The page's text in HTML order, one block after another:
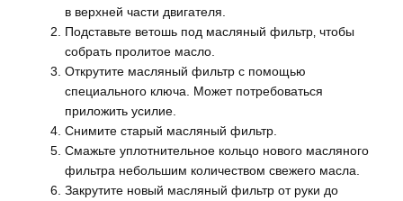
в верхней части двигателя.
Подставьте ветошь под масляный фильтр‚ чтобы
собрать пролитое масло.
Открутите масляный фильтр с помощью
специального ключа. Может потребоваться
приложить усилие.
Снимите старый масляный фильтр.
Смажьте уплотнительное кольцо нового масляного
фильтра небольшим количеством свежего масла.
Закрутите новый масляный фильтр от руки до